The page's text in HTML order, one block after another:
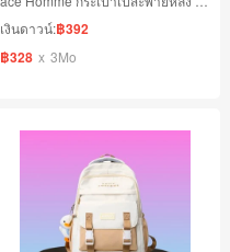
เงินดาวน์:฿392
฿328 x 3Mo